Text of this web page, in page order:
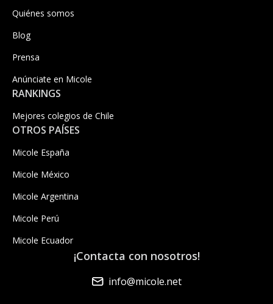
Quiénes somos
Blog
Prensa
Anúnciate en Micole
RANKINGS
Mejores colegios de Chile
OTROS PAÍSES
Micole España
Micole México
Micole Argentina
Micole Perú
Micole Ecuador
¡Contacta con nosotros!
info@micole.net